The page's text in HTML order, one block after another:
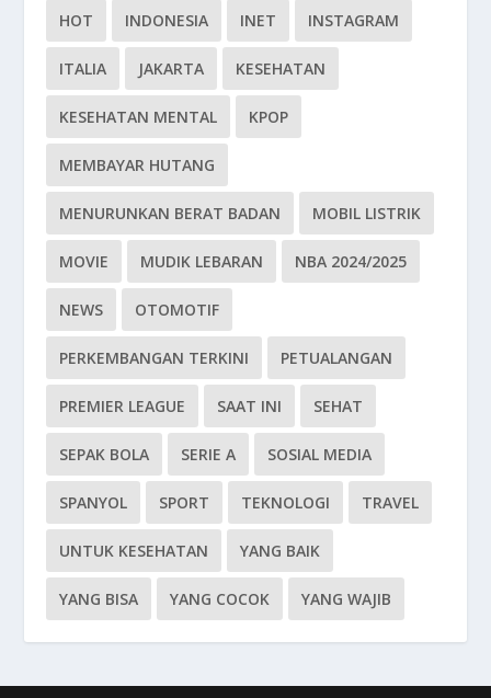
HOT INDONESIA INET INSTAGRAM
ITALIA JAKARTA KESEHATAN
KESEHATAN MENTAL KPOP
MEMBAYAR HUTANG
MENURUNKAN BERAT BADAN MOBIL LISTRIK
MOVIE MUDIK LEBARAN NBA 2024/2025
NEWS OTOMOTIF
PERKEMBANGAN TERKINI PETUALANGAN
PREMIER LEAGUE SAAT INI SEHAT
SEPAK BOLA SERIE A SOSIAL MEDIA
SPANYOL SPORT TEKNOLOGI TRAVEL
UNTUK KESEHATAN YANG BAIK
YANG BISA YANG COCOK YANG WAJIB